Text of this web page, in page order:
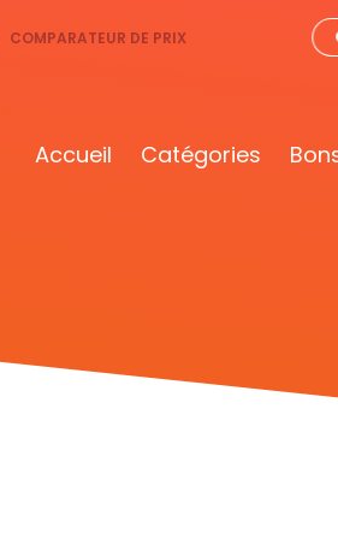
COMPARATEUR DE PRIX
Accueil Catégories